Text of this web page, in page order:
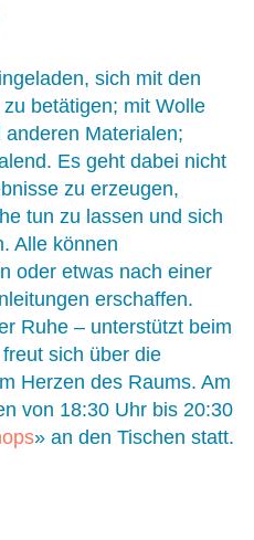
sich mit den
betätigen; mit Wolle
Materialen;
Es geht dabei nicht
zu erzeugen,
tun zu lassen und sich
Alle können
oder etwas nach einer
erschaffen.
Ruhe – unterstützt beim
sich über die
Herzen des Raums. Am
von 18:30 Uhr bis 20:30
» an den Tischen statt.